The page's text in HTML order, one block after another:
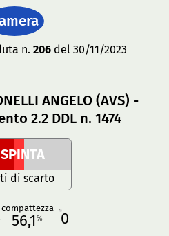
n. 206del 30/11/2023
ANGELO (AVS) -
2.2 DDL n. 1474
di scarto
56,1% 0